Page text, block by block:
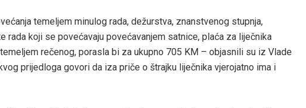
temeljem minulog rada, dežurstva, znanstvenog stupnja,
rada koji se povećavaju povećavanjem satnice, plaća za liječnika
rečenog, porasla bi za ukupno 705 KM – objasnili su iz Vlade
prijedloga govori da iza priče o štrajku liječnika vjerojatno ima i